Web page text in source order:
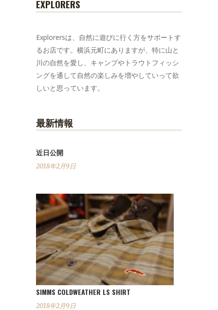
EXPLORERS
Explorersは、自然に遊びに行く方をサポートす
るお店です。横浜元町にありますが、特に山と
川の自然を愛し、キャンプやトラウトフィッシ
ングを通して自然の楽しみを増やしていって欲
しいと思っています。
最新情報
近日公開
2018年2月9日
SIMMS COLDWEATHER LS SHIRT
2018年2月9日